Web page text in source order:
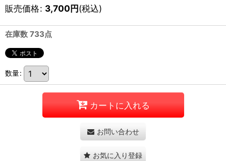
販売価格: 3,700円(税込)
在庫数 733点
数量:
カートに入れる
お問い合わせ
お気に入り登録